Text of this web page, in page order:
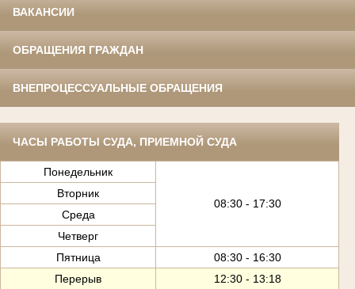
ВАКАНСИИ
ОБРАЩЕНИЯ ГРАЖДАН
ВНЕПРОЦЕССУАЛЬНЫЕ ОБРАЩЕНИЯ
ЧАСЫ РАБОТЫ СУДА, ПРИЕМНОЙ СУДА
Понедельник
08:30 - 17:30
Вторник
Среда
Четверг
Пятница
08:30 - 16:30
Перерыв
12:30 - 13:18